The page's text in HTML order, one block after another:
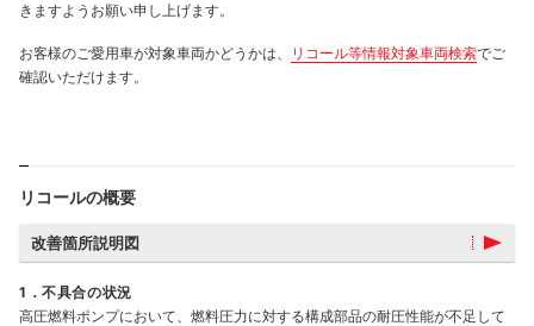
きますようお願い申し上げます。
お客様のご愛用車が対象車両かどうかは、 リコール等情報対象車両検索でご
確認いただけます。
リコールの概要
改善箇所説明図
1．不具合の状況
高圧燃料ポンプにおいて、燃料圧力に対する構成部品の耐圧性能が不足して